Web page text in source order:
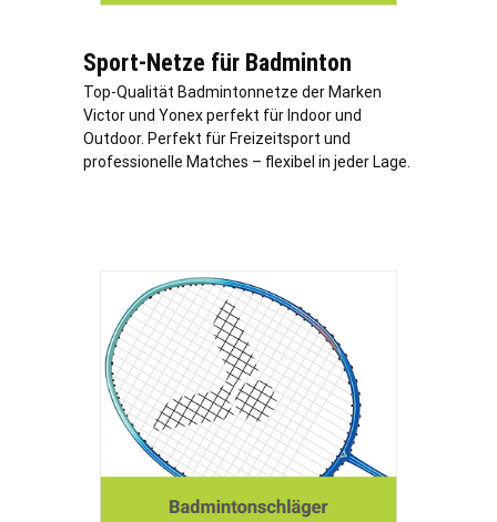
Sport-Netze für Badminton
Top-Qualität Badmintonnetze der Marken
Victor und Yonex perfekt für Indoor und
Outdoor. Perfekt für Freizeitsport und
professionelle Matches – flexibel in jeder Lage.